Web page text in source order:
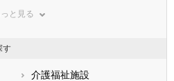
川県
三重県
っと見る
す
介護福祉施設